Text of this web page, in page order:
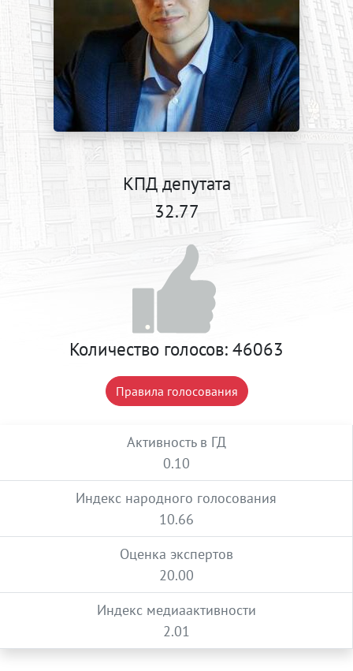
КПД депутата
32.77
Количество голосов: 46063
Правила голосования
Активность в ГД
0.10
Индекс народного голосования
10.66
Оценка экспертов
20.00
Индекс медиаактивности
2.01